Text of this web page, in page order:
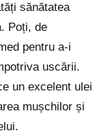
sănătatea
Poți, de
pentru a-i
uscării.
un excelent ulei
mușchilor și